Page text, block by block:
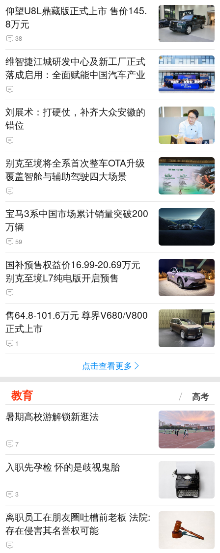
仰望U8L鼎藏版正式上市 售价145.
8万元
38
维智捷江城研发中心及新工厂正式
落成启用：全面赋能中国汽车产业
刘展术：打硬仗，补齐大众安徽的
错位
别克至境将全系首次整车OTA升级
覆盖智舱与辅助驾驶四大场景
宝马3系中国市场累计销量突破200
万辆
59
国补预售权益价16.99-20.69万元
别克至境L7纯电版开启预售
售64.8-101.6万元 尊界V680/V800
正式上市
1
点击查看更多
教育 高考
暑期高校游解锁新逛法
7
入职先孕检 怀的是歧视鬼胎
3
离职员工在朋友圈吐槽前老板 法院:
存在侵害其名誉权可能